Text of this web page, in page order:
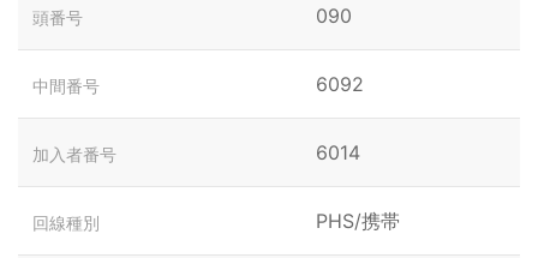
頭番号 090
中間番号 6092
加入者番号 6014
回線種別 PHS/携帯